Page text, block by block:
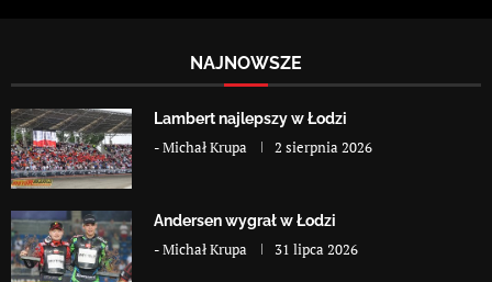
NAJNOWSZE
Lambert najlepszy w Łodzi
-Michał Krupa 2 sierpnia 2026
Andersen wygrał w Łodzi
-Michał Krupa 31 lipca 2026